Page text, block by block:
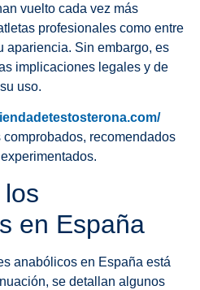
vuelto cada vez más
profesionales como entre
apariencia. Sin embargo, es
implicaciones legales y de
uso.
recomendados
en España
anabólicos en España está
se detallan algunos